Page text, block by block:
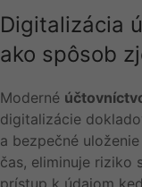
Digitalizácia
ako spôsob
Moderné
digitalizácie
a bezpečné
čas, eliminuje riziko